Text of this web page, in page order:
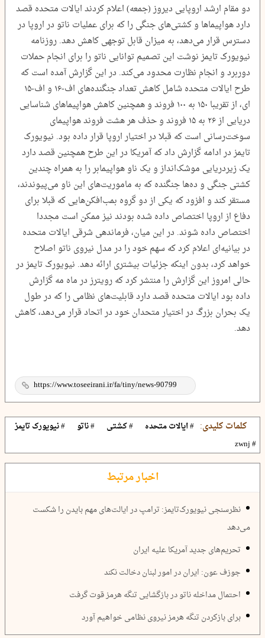
دو مقام ارشد اروپایی دیروز (جمعه) اعلام کردند ایالات متحده قصد
دارد هواپیماها و کشتی‌های جنگی را که برای عملیات ناتو در اروپا در
دسترس قرار می‌دهد، به میزان قابل توجهی کاهش دهد. روزنامه
نیویورک تایمز نوشت این تصمیم توانایی ناتو را برای انجام حملات
دوربرد و انجام نظارت محدود می‌کند. در این گزارش آمده است که
طرح ایالات متحده شامل کاهش تعداد جنگنده‌های اف-۱۶ و اف-‌۱۵
ای، از تقریبا ۱۵۰ به ۱۰۰ فروند و همچنین کاهش هواپیماهای شناسایی
دریایی از ۲۶ به ۱۵ فروند و حذف هر هشت فروند هواپیمای
سوخت‌رسانی است که قبلا در اختیار اروپا قرار داده بود. نیویورک
تایمز در ادامه گزارش داد که آمریکا در این طرح همچنین قصد دارد
یک زیردریایی موشک‌انداز و یک ناو هواپیمابر را به همراه چندین
کشتی جنگی و ده‌ها جنگنده که به ماموریت‌های این ناو می‌پیوندند،
مستقر کند و افزود که یکی از دو گروه بمب‌افکن‌هایی که قبلا برای
دفاع از اروپا اختصاص داده شده بودند نیز ممکن است مجددا
اختصاص داده شوند. در این میان، فرماندهی شرقی ایالات متحده
در بیانیه‌ای اعلام کرد که سهم خود را در مدل نیروی ناتو اصلاح
خواهد کرد، بدون اینکه جزئیات بیشتری ارائه دهد. نیویورک تایمز در
حالی امروز این گزارش را منتشر کرد که رویترز در ماه مه گزارش
داده بود ایالات متحده قصد دارد قابلیت‌های نظامی را که در طول
یک بحران بزرگ در اختیار متحدان خود در اتحاد قرار می‌دهد، کاهش
دهد.
کلمات کلیدی: # ایالات متحده # کشتی # ناتو
# نیویورک تایمز
# zwnj
اخبار مرتبط
نظرسنجی نیویورک‌تایمز: ترامپ در ایالت‌های مهم بایدن را شکست
می‌دهد
تحریم‌های جدید آمریکا علیه ایران
جوزف عون: ایران در امور لبنان دخالت نکند
احتمال مداخله ناتو در بازگشایی تنگه هرمز قوت گرفت
برای بازکردن تنگه هرمز نیروی نظامی خواهیم آورد